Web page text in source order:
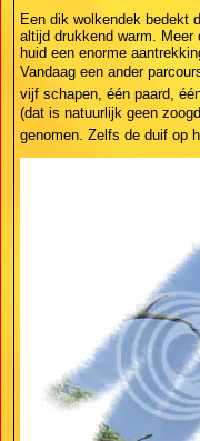
Een dik wolkendek bedekt
altijd drukkend warm.
huid een enorme
Vandaag een ander
vijf schapen, één paard,
(dat is natuurlijk geen
genomen. Zelfs de duif op